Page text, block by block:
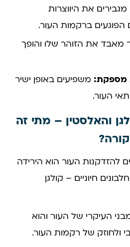
מגבירים את היווצרות
הפוגעים ברקמות העור.
מאבד את הזוהר שלו והופך
מספקת: משפיעים באופן ישיר
העור.
והאלסטין – מתי זה
להזדקנות העור הוא הירידה
חיוניים – קולגן
העיקרי של העור והוא
ולחוזק של רקמות העור.